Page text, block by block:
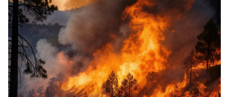
Vom Anfänger bis Profi: Waffen, Munition & Zubehör bei Munitionsdepot.ch